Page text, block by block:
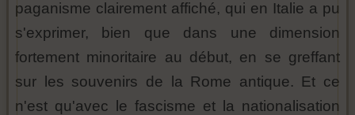
paganisme clairement affiché, qui en Italie a pu
s'exprimer, bien que dans une dimension
fortement minoritaire au début, en se greffant
sur les souvenirs de la Rome antique. Et ce
n'est qu'avec le fascisme et la nationalisation